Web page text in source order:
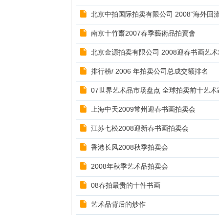
北京中拍国际拍卖有限公司 2008“海外回
南京十竹齋2007春季藝術品拍賣會
北京金源拍卖有限公司 2008迎春书画艺
排行榜/ 2006 年拍卖公司总成交额排名
07世界艺术品市场盘点 全球拍卖前十艺术
上海中天2009常州迎春书画拍卖会
江苏七松2008迎新春书画拍卖会
香港长风2008秋季拍卖会
2008年秋季艺术品拍卖会
08春拍最贵的十件书画
艺术品背后的炒作